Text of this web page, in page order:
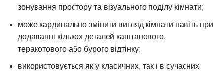
зонування простору та візуального поділу кімнати;
може кардинально змінити вигляд кімнати навіть при
додаванні кількох деталей каштанового,
теракотового або бурого відтінку;
використовується як у класичних, так і в сучасних